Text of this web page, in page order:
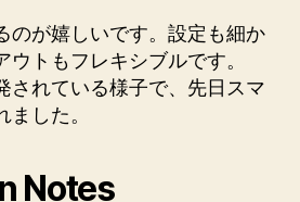
のが嬉しいです。設定も細か
ウトもフレキシブルです。
されている様子で、先日スマ
した。
Notes